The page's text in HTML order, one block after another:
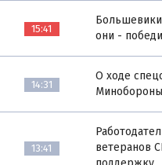
15:41
Большевики
они -
14:31
О ходе
Минобороны
13:41
ветеранов